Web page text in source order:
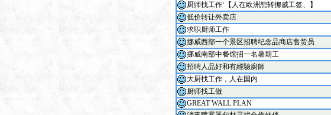
厨师找工作‘【人在欧洲想转挪威工签、】
低价转让外卖店
求职厨师工作
挪威西部一个景区招聘纪念品商店售货员
挪威南部中餐馆招一名暑期工
招聘人品好和有經驗廚師
大厨找工作，人在国内
厨师找工做
GREAT WALL PLAN